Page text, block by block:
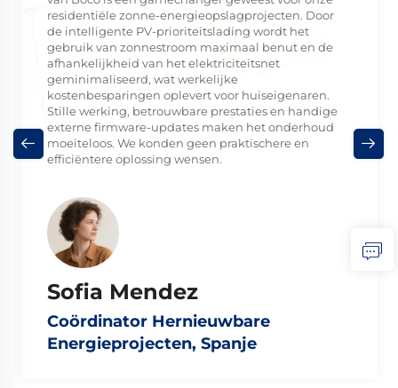
residentiële zonne-energieopslagprojecten. Door
de intelligente PV-prioriteitslading wordt het
gebruik van zonnestroom maximaal benut en de
afhankelijkheid van het elektriciteitsnet
geminimaliseerd, wat werkelijke
kostenbesparingen oplevert voor huiseigenaren.
Stille werking, betrouwbare prestaties en handige
externe firmware-updates maken het onderhoud
moeiteloos. We konden geen praktischere en
efficiëntere oplossing wensen.
Sofia Mendez
Coördinator Hernieuwbare
Energieprojecten, Spanje